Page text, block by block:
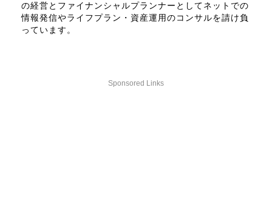
の経営とファイナンシャルプランナーとしてネットでの
情報発信やライフプラン・資産運用のコンサルを請け負
っています。
Sponsored Links